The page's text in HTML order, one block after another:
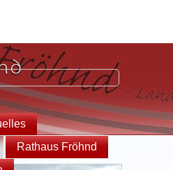
Rathaus Fröhnd